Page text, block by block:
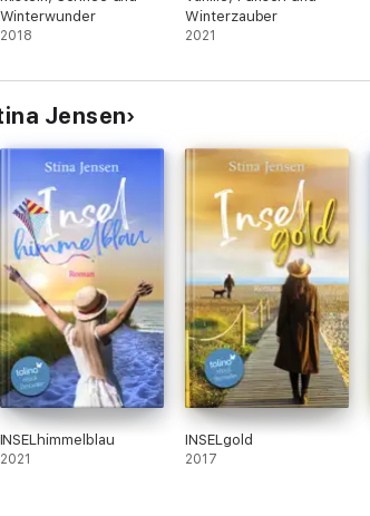
Winterwunder
2018
Winterzauber
2021
Jensen
INSELhimmelblau
2021
INSELgold
2017